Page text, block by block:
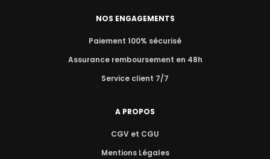
NOS ENGAGEMENTS
Paiement 100% sécurisé
Assurance remboursement en 48h
Service client 7/7
A PROPOS
CGV et CGU
Mentions Légales